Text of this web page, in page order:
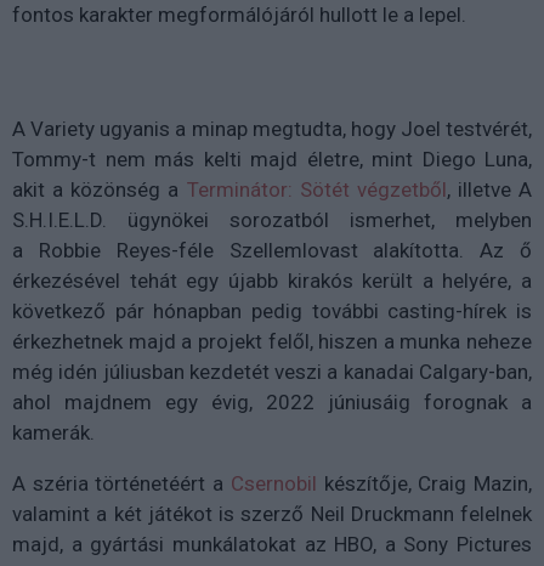
fontos karakter megformálójáról hullott le a lepel.
A Variety ugyanis a minap megtudta, hogy Joel testvérét,
Tommy-t nem más kelti majd életre, mint Diego Luna,
akit a közönség a Terminátor: Sötét végzetből, illetve A
S.H.I.E.L.D. ügynökei sorozatból ismerhet, melyben
a Robbie Reyes-féle Szellemlovast alakította. Az ő
érkezésével tehát egy újabb kirakós került a helyére, a
következő pár hónapban pedig további casting-hírek is
érkezhetnek majd a projekt felől, hiszen a munka neheze
még idén júliusban kezdetét veszi a kanadai Calgary-ban,
ahol majdnem egy évig, 2022 júniusáig forognak a
kamerák.
A széria történetéért a Csernobil készítője, Craig Mazin,
valamint a két játékot is szerző Neil Druckmann felelnek
majd, a gyártási munkálatokat az HBO, a Sony Pictures